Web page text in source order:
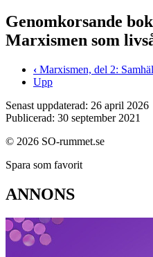
Genomkorsande
Marxismen som
‹ Marxismen, del 2:
Upp
Senast uppdaterad: 26 april 2026
Publicerad: 30 september 2021
© 2026 SO-rummet.se
Spara som favorit
ANNONS